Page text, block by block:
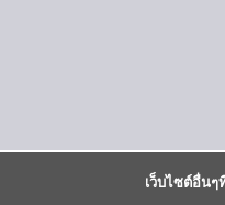
เว็บไซต์อื่นๆ